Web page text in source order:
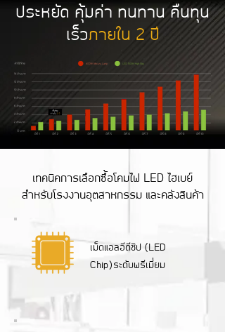
ประหยัด คุ้มค่า ทนทาน คืนทุน
เร็วภายใน 2 ปี
เทคนิคการเลือกซื้อโคมไฟ LED ไฮเบย์
สำหรับโรงงานอุตสาหกรรม และคลังสินค้า
เม็ดแอลอีดีชิป (LED
Chip)ระดับพรีเมี่ยม